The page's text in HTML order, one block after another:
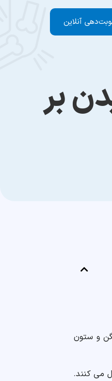
آنلاین
بر
و ستون
می کنند.